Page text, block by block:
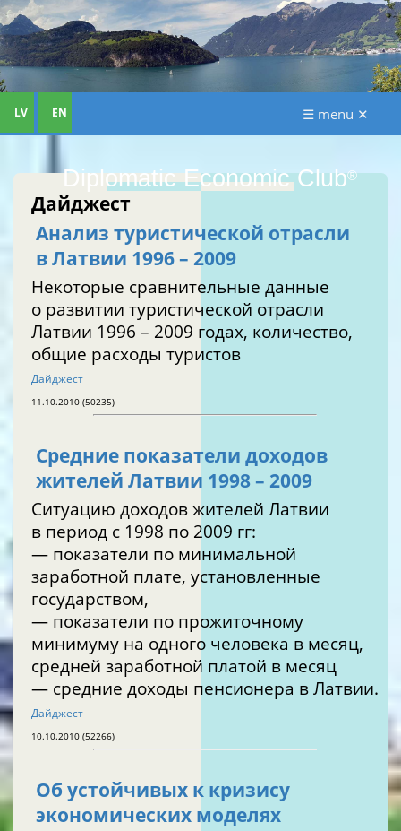
Diplomatic Economic Club®
LV EN ☰ menu ✕
Дайджест
Анализ туристической отрасли
в Латвии 1996 – 2009
Некоторые сравнительные данные
о развитии туристической отрасли
Латвии 1996 – 2009 годах, количество,
общие расходы туристов
Дайджест
11.10.2010 (50235)
Средние показатели доходов
жителей Латвии 1998 – 2009
Ситуацию доходов жителей Латвии
в период с 1998 по 2009 гг:
— показатели по минимальной
заработной плате, установленные
государством,
— показатели по прожиточному
минимуму на одного человека в месяц,
средней заработной платой в месяц
— средние доходы пенсионера в Латвии.
Дайджест
10.10.2010 (52266)
Об устойчивых к кризису
экономических моделях